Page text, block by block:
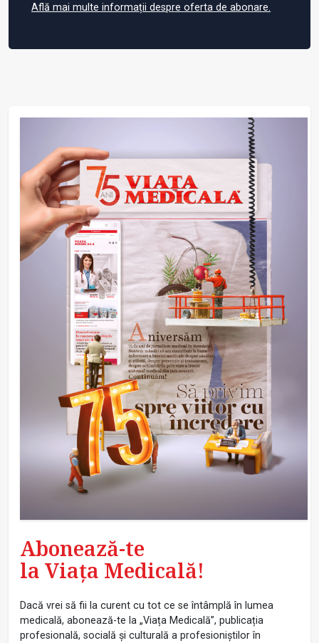
Află mai multe informații despre oferta de abonare.
Abonează-te
la Viața Medicală!
Dacă vrei să fii la curent cu tot ce se întâmplă în lumea
medicală, abonează-te la „Viața Medicală”, publicația
profesională, socială și culturală a profesioniștilor în